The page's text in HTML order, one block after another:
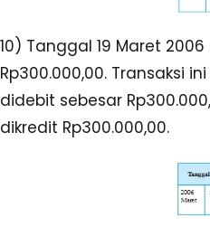
10) Tanggal 19 Maret
Rp300.000,00. Transaksi
didebit sebesar
dikredit Rp300.000,00.